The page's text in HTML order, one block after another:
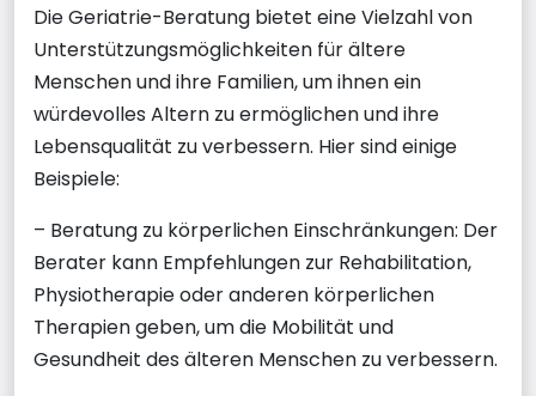
Die Geriatrie-Beratung bietet eine Vielzahl von
Unterstützungsmöglichkeiten für ältere
Menschen und ihre Familien, um ihnen ein
würdevolles Altern zu ermöglichen und ihre
Lebensqualität zu verbessern. Hier sind einige
Beispiele:
– Beratung zu körperlichen Einschränkungen: Der
Berater kann Empfehlungen zur Rehabilitation,
Physiotherapie oder anderen körperlichen
Therapien geben, um die Mobilität und
Gesundheit des älteren Menschen zu verbessern.